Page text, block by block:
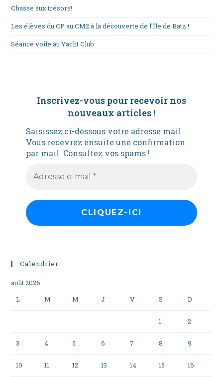
Chasse aux trésors!
Les élèves du CP au CM2 à la découverte de l’Île de Batz !
Séance voile au Yacht Club
Inscrivez-vous pour recevoir nos
nouveaux articles !
Saisissez ci-dessous votre adresse mail.
Vous recevrez ensuite une confirmation
par mail. Consultez vos spams !
Calendrier
août 2026
L
M M J V S D
1 2
3 4 5 6 7 8 9
10 11 12 13 14 15 16